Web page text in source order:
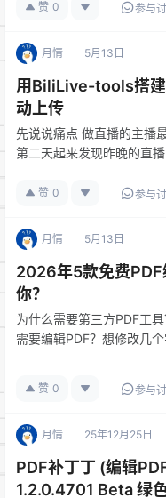
速。本站提供 IObit Driver
赞 0 参与
月情 5月13日
用BiliLive-tools搭建
动上传
先说说痛点 做直播的主播
第二天起来发现昨晚的直
播动辄10-20GB），要手
赞 0 参与
月情 5月13日
2026年5款免费PDF
你？
为什么需要第三方PDF工
需要编辑PDF？想修改几
来，从功能、易用性、性
赞 0 参与
月情 25年12月25日
PDF补丁丁 (编辑
1.2.0.4701 Beta 绿